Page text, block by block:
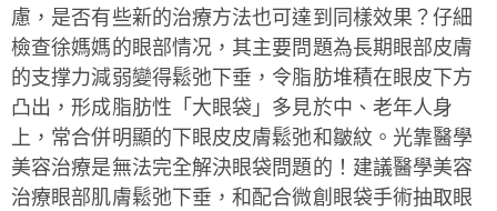
慮，是否有些新的治療方法也可達到同樣效果？仔細
檢查徐媽媽的眼部情况，其主要問題為長期眼部皮膚
的支撑力減弱變得鬆弛下垂，令脂肪堆積在眼皮下方
凸出，形成脂肪性「大眼袋」多見於中、老年人身
上，常合併明顯的下眼皮皮膚鬆弛和皺紋。光靠醫學
美容治療是無法完全解決眼袋問題的！建議醫學美容
治療眼部肌膚鬆弛下垂，和配合微創眼袋手術抽取眼